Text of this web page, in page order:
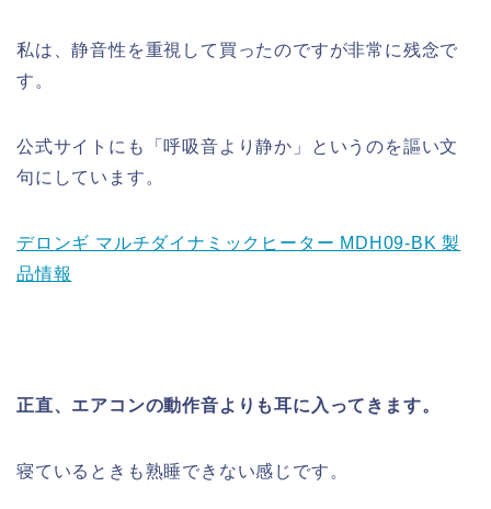
私は、静音性を重視して買ったのですが非常に残念で
す。
公式サイトにも「呼吸音より静か」というのを謳い文
句にしています。
デロンギ マルチダイナミックヒーター MDH09-BK 製
品情報
正直、エアコンの動作音よりも耳に入ってきます。
寝ているときも熟睡できない感じです。